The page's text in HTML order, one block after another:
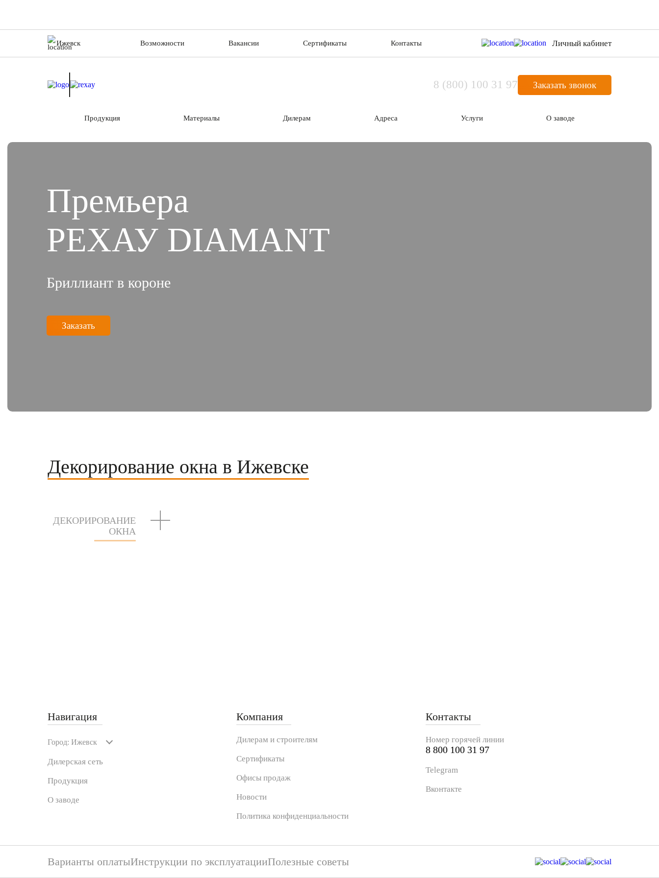
Ижевск Возможности Вакансии Сертификаты Контакты Личный кабинет
8 (800) 100 31 97 Заказать звонок
Продукция Материалы Дилерам Адреса Услуги О заводе
Премьера
РЕХАУ DIAMANT
Бриллиант в короне
Заказать
Декорирование окна в Ижевске
ДЕКОРИРОВАНИЕ
ОКНА
Навигация
Город: Ижевск
Дилерская сеть
Продукция
О заводе
Компания
Дилерам и строителям
Сертификаты
Офисы продаж
Новости
Политика конфиденциальности
Контакты
Номер горячей линии
8 800 100 31 97
Telegram
Вконтакте
Варианты оплатыИнструкции по эксплуатацииПолезные советы